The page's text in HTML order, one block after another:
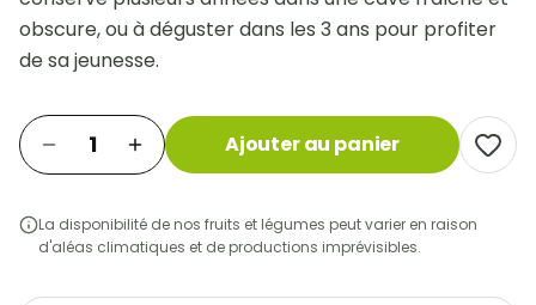
obscure, ou à déguster dans les 3 ans pour profiter
de sa jeunesse.
1 Ajouter au panier
La disponibilité de nos fruits et légumes peut varier en raison
d'aléas climatiques et de productions imprévisibles.